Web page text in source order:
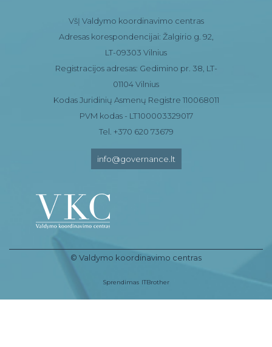
VšĮ Valdymo koordinavimo centras
Adresas korespondencijai: Žalgirio g. 92,
LT-09303 Vilnius
Registracijos adresas: Gedimino pr. 38, LT-
01104 Vilnius
Kodas Juridinių Asmenų Registre 110068011
PVM kodas - LT100003329017
Tel. +370 620 73679
info@governance.lt
© Valdymo koordinavimo centras
Sprendimas ITBrother